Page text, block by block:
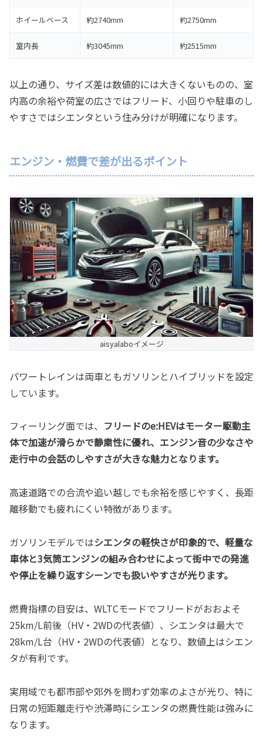
ホイールベース 約2740mm 約2750mm
室内長 約3045mm 約2515mm
以上の通り、サイズ差は数値的には大きくないものの、室
内高の余裕や荷室の広さではフリード、小回りや駐車のし
やすさではシエンタという住み分けが明確になります。
エンジン・燃費で差が出るポイント
aisyalaboイメージ
パワートレインは両車ともガソリンとハイブリッドを設定
しています。
フィーリング面では、 フリードのe:HEVはモーター駆動主
体で加速が滑らかで静粛性に優れ、エンジン音の少なさや
走行中の会話のしやすさが大きな魅力となります。
高速道路での合流や追い越しでも余裕を感じやすく、長距
離移動でも疲れにくい特徴があります。
ガソリンモデルではシエンタの軽快さが印象的で、軽量な
車体と3気筒エンジンの組み合わせによって街中での発進
や停止を繰り返すシーンでも扱いやすさが光ります。
燃費指標の目安は、WLTCモードでフリードがおおよそ
25km/L前後（HV・2WDの代表値）、シエンタは最大で
28km/L台（HV・2WDの代表値）となり、数値上はシエン
タが有利です。
実用域でも都市部や郊外を問わず効率のよさが光り、特に
日常の短距離走行や渋滞時にシエンタの燃費性能は強みに
なります。